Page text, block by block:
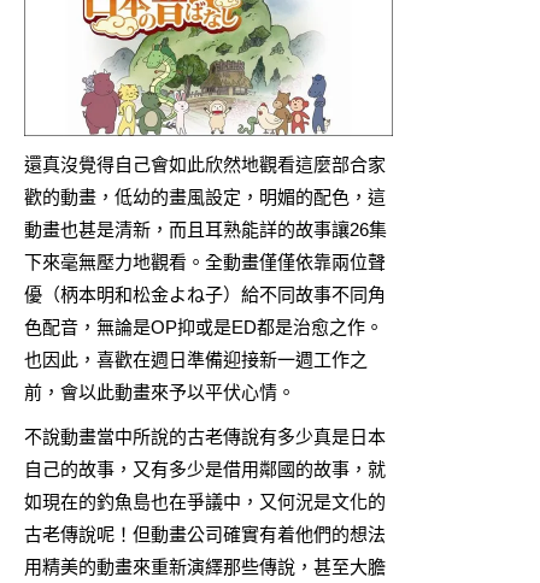
還真沒覺得自己會如此欣然地觀看這麼部合家
歡的動畫，低幼的畫風設定，明媚的配色，這
動畫也甚是清新，而且耳熟能詳的故事讓26集
下來毫無壓力地觀看。全動畫僅僅依靠兩位聲
優（柄本明和松金よね子）給不同故事不同角
色配音，無論是OP抑或是ED都是治愈之作。
也因此，喜歡在週日準備迎接新一週工作之
前，會以此動畫來予以平伏心情。
不說動畫當中所說的古老傳說有多少真是日本
自己的故事，又有多少是借用鄰國的故事，就
如現在的釣魚島也在爭議中，又何況是文化的
古老傳說呢！但動畫公司確實有着他們的想法
用精美的動畫來重新演繹那些傳說，甚至大膽